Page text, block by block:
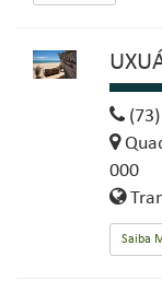
(73)
000
Saiba